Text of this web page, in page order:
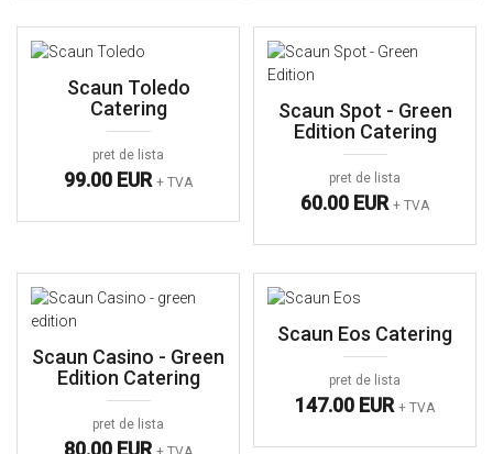
Scaun Toledo
Catering
pret de lista
99.00 EUR + TVA
Scaun Spot - Green
Edition Catering
pret de lista
60.00 EUR + TVA
Scaun Casino - Green
Edition Catering
pret de lista
80.00 EUR
Scaun Eos Catering
pret de lista
147.00 EUR + TVA